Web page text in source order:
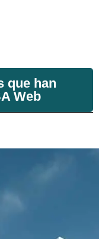
que han
Web